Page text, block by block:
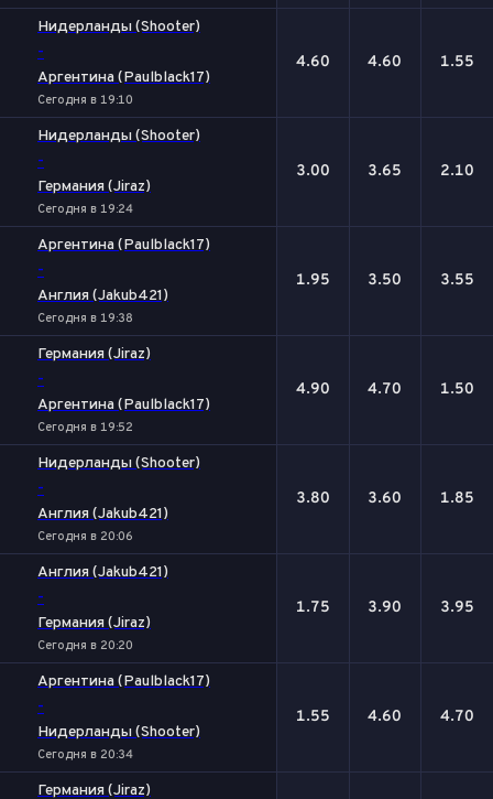
Нидерланды (Shooter)
-
Аргентина (Paulblack17)
Сегодня в 19:10
4.60 4.60 1.55
Нидерланды (Shooter)
-
Германия (Jiraz)
Сегодня в 19:24
3.00 3.65 2.10
Аргентина (Paulblack17)
-
Англия (Jakub421)
Сегодня в 19:38
1.95 3.50 3.55
Германия (Jiraz)
-
Аргентина (Paulblack17)
Сегодня в 19:52
4.90 4.70 1.50
Нидерланды (Shooter)
-
Англия (Jakub421)
Сегодня в 20:06
3.80 3.60 1.85
Англия (Jakub421)
-
Германия (Jiraz)
Сегодня в 20:20
1.75 3.90 3.95
Аргентина (Paulblack17)
-
Нидерланды (Shooter)
Сегодня в 20:34
1.55 4.60 4.70
Германия (Jiraz)